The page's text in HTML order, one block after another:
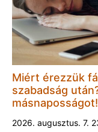
Miért érezzük
szabadság
másnaposságot!
2026. augusztus. 7.